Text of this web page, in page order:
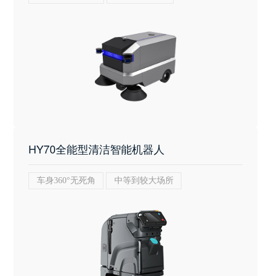
HY70全能型清洁智能机器人
车身360°无死角 中等到较大场所